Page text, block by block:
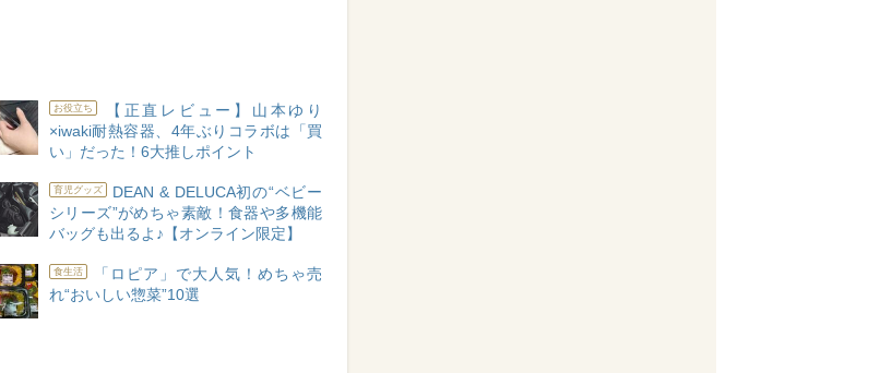
お役立ち
【正直レビュー】山本ゆり
×iwaki耐熱容器、4年ぶりコラボは「買
い」だった！6大推しポイント
育児グッズ
DEAN & DELUCA初の“ベビー
シリーズ”がめちゃ素敵！食器や多機能
バッグも出るよ♪【オンライン限定】
食生活
「ロピア」で大人気！めちゃ売
れ“おいしい惣菜”10選